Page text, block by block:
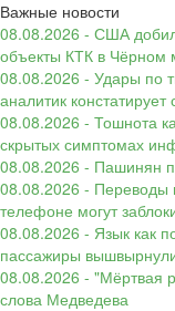
Важные новости
08.08.2026 - США
объекты КТК в Чёрном
08.08.2026 - Удары по
аналитик
08.08.2026 - Тошнота
скрытых симптомах
08.08.2026 - Пашинян
08.08.2026 - Переводы
телефоне могут
08.08.2026 - Язык как
пассажиры
08.08.2026 - "Мёртвая
слова Медведева